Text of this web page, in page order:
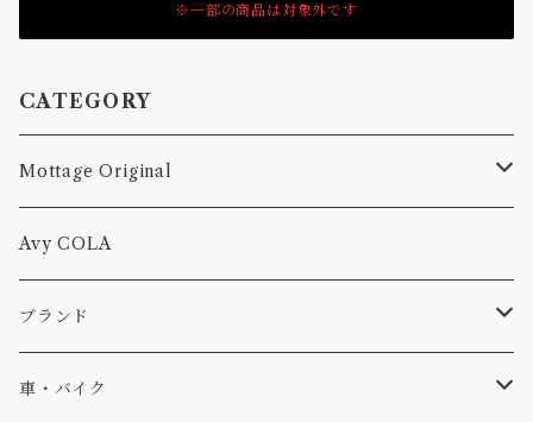
※一部の商品は対象外です
CATEGORY
Mottage Original
Tシャツ
キャップ、ニット
ソックス
Avy COLA
ブランド
Db
車・バイク